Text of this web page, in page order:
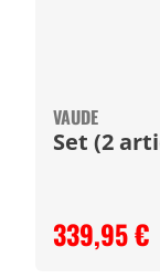
VAUDE
339,95 €